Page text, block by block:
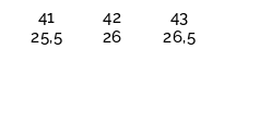
41 42
43
25,5 26 26,5